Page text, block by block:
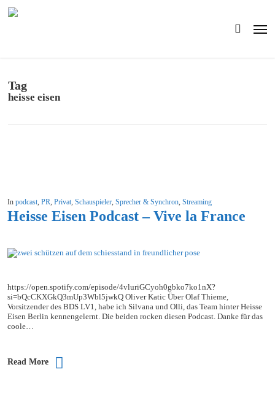
search
Tag
heisse eisen
Inpodcast,PR,Privat,Schauspieler,Sprecher & Synchron,Streaming
Heisse Eisen Podcast – Vive la France
https://open.spotify.com/episode/4vluriGCyoh0gbko7ko1nX?
si=bQcCKXGkQ3mUp3Wbl5jwkQ Oliver Katic Über Olaf Thieme,
Vorsitzender des BDS LV1, habe ich Silvana und Olli, das Team hinter Heisse
Eisen Berlin kennengelernt. Die beiden rocken diesen Podcast. Danke für das
coole…
Read More